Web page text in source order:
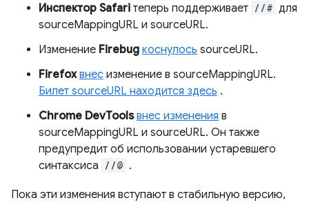
Инспектор Safari теперь поддерживает //# для
sourceMappingURL и sourceURL.
Изменение Firebug коснулось sourceURL.
Firefox внес изменение в sourceMappingURL.
Билет sourceURL находится здесь .
Chrome DevTools внес изменения в
sourceMappingURL и sourceURL. Он также
предупредит об использовании устаревшего
синтаксиса //@ .
Пока эти изменения вступают в стабильную версию,